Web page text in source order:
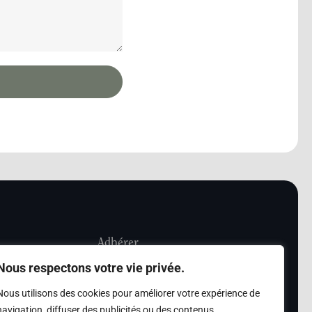
respectons votre vie privée.
utilisons des cookies pour améliorer votre expérience de
Les Amis de
de la
Adhérer
Adhésion